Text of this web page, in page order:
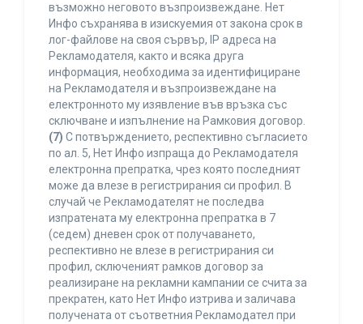
възможно неговото възпроизвеждане. Нет
Инфо съхранява в изискуемия от закона срок в
лог-файлове на своя сървър, IP адреса на
Рекламодателя, както и всяка друга
информация, необходима за идентифициране
на Рекламодателя и възпроизвеждане на
електронното му изявление във връзка със
сключване и изпълнение на Рамковия договор.
(7) С потвърждението, респективно съгласието
по ал. 5, Нет Инфо изпраща до Рекламодателя
електронна препратка, чрез която последният
може да влезе в регистрирания си профил. В
случай че Рекламодателят не последва
изпратената му електронна препратка в 7
(седем) дневен срок от получаването,
респективно не влезе в регистрирания си
профил, сключеният рамков договор за
реализиране на рекламни кампании се счита за
прекратен, като Нет Инфо изтрива и заличава
получената от съответния Рекламодател при